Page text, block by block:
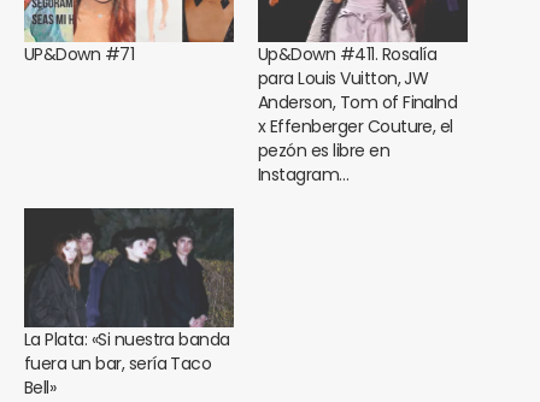
UP&Down #71
Up&Down #411. Rosalía
para Louis Vuitton, JW
Anderson, Tom of Finalnd
x Effenberger Couture, el
pezón es libre en
Instagram…
La Plata: «Si nuestra banda
fuera un bar, sería Taco
Bell»